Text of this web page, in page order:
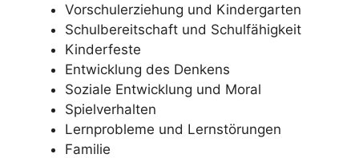
Vorschulerziehung und Kindergarten
Schulbereitschaft und Schulfähigkeit
Kinderfeste
Entwicklung des Denkens
Soziale Entwicklung und Moral
Spielverhalten
Lernprobleme und Lernstörungen
Familie